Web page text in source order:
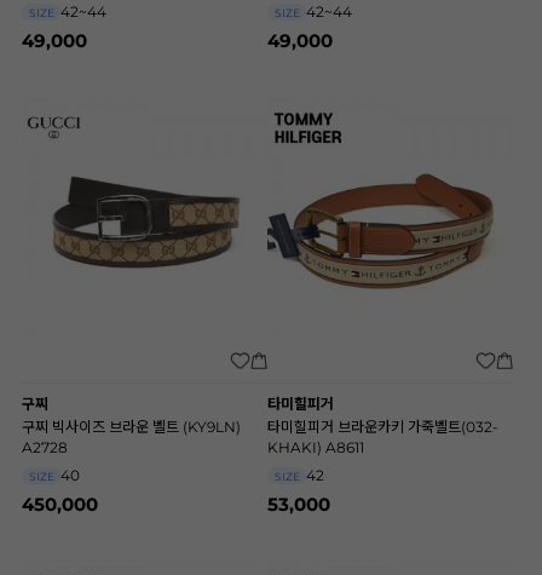
SIZE 42~44
49,000
SIZE 42~44
49,000
구찌
구찌 빅사이즈 브라운 벨트 (KY9LN)
A2728
SIZE 40
450,000
타미힐피거
타미힐피거 브라운카키 가죽벨트(032-
KHAKI) A8611
SIZE 42
53,000